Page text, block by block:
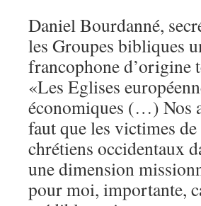
Daniel Bourdanné,
les Groupes bibliques
francophone d’origine
«Les Eglises
économiques (…) Nos
faut que les victimes
chrétiens occidentaux
une dimension
pour moi, importante,